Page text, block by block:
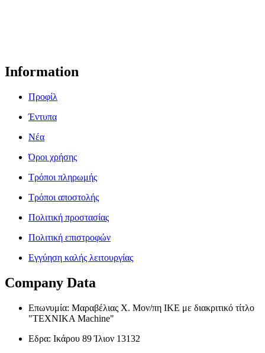
Information
Προφίλ
Έντυπα
Νέα
Όροι χρήσης
Τρόποι πληρωμής
Τρόποι αποστολής
Πολιτική προστασίας
Πολιτική επιστροφών
Εγγύηση καλής λειτουργίας
Company Data
Επωνυμία: Μαραβέλιας Χ. Μον/πη ΙΚΕ με διακριτικό τίτλο
"TEXNIKA Machine"
Εδρα: Ικάρου 89 Ίλιον 13132